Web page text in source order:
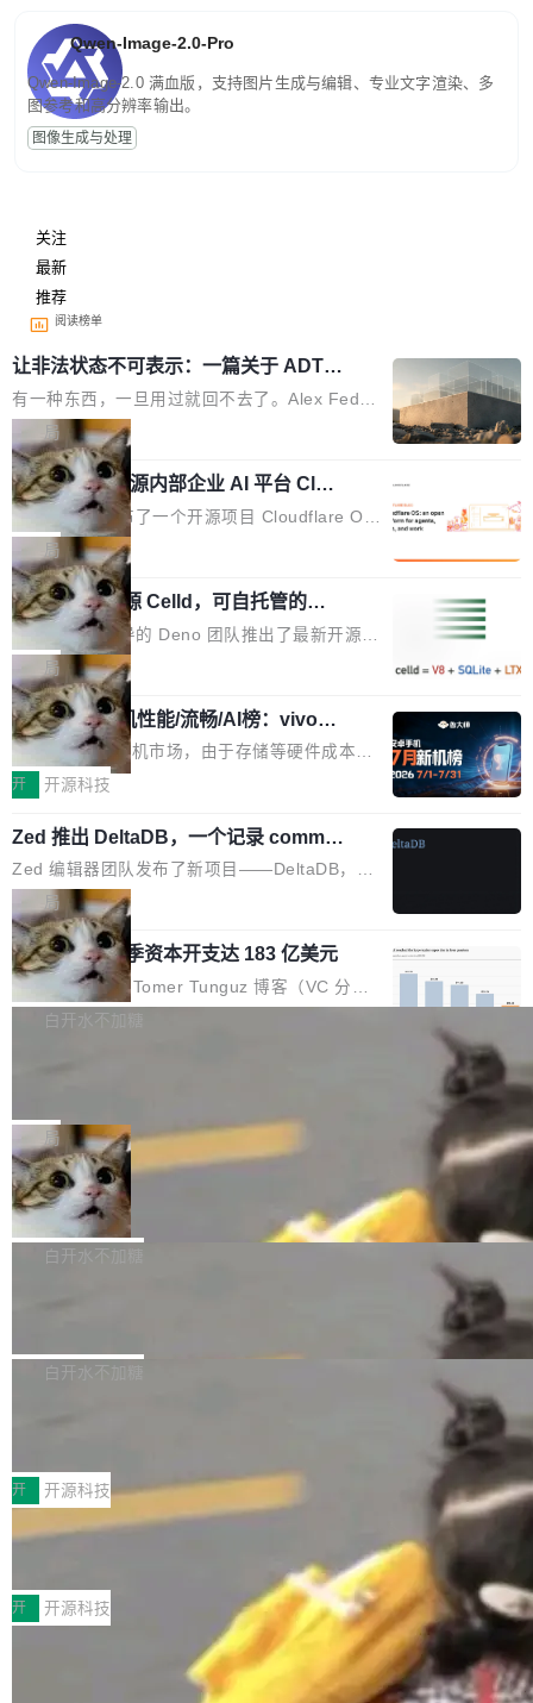
Qwen-Image-2.0-Pro
Qwen-Image-2.0 满血版，支持图片生成与编辑、专业文字渲染、多
图参考和高分辨率输出。
图像生成与处理
关注
最新
推荐
阅读榜单
让非法状态不可表示：一篇关于 ADT
的帖子在 Reddit 火了
有一种东西，一旦用过就回不去了。Alex Fedos
eev 管它叫"软件设计的基石"。 他说的东西不新
鲜——代数数据类型（ADT），尤其是和类型
（sum type）。但他说清楚了一件事：这不是类
型系统的学术体操，是日常编码的思维方式。 文
章从一个简单的例子切入。一个网站的深色主题
设置，如果用布尔值 + 可空字段来表示——bool
ean 表示是否可切换，nullable 的默认模式、浅
色方案、深色方案——会产生大量无意义的组
合。方案缺了、配置冲突了、全 null 了。要知道
哪些组合有效，作者说，你得靠"文档、校验、或
者部落知识"。 换个写法。Rust 的 enum，两个
变体：Switchable...
局
Cloudflare 开源内部企业 AI 平台 Clou
dflare OS
Cloudflare 发布了一个开源项目 Cloudflare O
S。如果你只看官方博客，你会觉得这是又一
个"AI 知识库 + 聊天机器人"——每个大厂都在
做，没什么新鲜的。 但 Kenton Varda 在 Twitte
r 上把事情说清楚了： 今天我们发布了 Cloudfla
re OS，一个带连接器的聊天机器人，跟其他所
有科技公司做的一样。只不过，实际上它不一
样。这是 Sandstorm.io 的重制版，我十年前的
那个创业公司。不同的是，这次它构建在 Cloudf
lare Workers 上——我花了九年时间搭建的平台
——并且深度集成了 AI。这基本上是我十年秘密
计划的顶峰。 十年前，Ken...
局
Deno 团队开源 Celld，可自托管的分
布式 Durable Objects
Ryan Dahl 领导的 Deno 团队推出了最新开源项
目 Celld，一个能在自己机器上运行 Cloudflare
Workers 和 Durable Objects 的守护进程。 设
计思路很直接：每个对象是一个独立的 SQLite
数据库，按名称寻址，复制到你自己的 S3 兼容
存储库里。节点之间只通过这个存储库协调——
个小型数据库，应用天然按分片构建，单个数据
库的竞争和爆炸半径问题在设计层面就被消除
了。 闲置的 cell 会休眠到几乎不占资源。当 cel
l 迁移或唤醒时，新宿主从 S3 恢复 SQLite 数据
库继续执行。存储库是持久化的唯一真相...
局
鲁大师7月新机性能/流畅/AI榜：vivo夺
性能、流畅双第一，三星Galaxy Z系列
新折叠缺席
2026年7月的手机市场，由于存储等硬件成本暴
增，手机厂商的日子也不好过啊，新机速度明显
高价的三星折叠（三星Galaxy Z Fold8 Ultra / Z
Fold8 / Z Flip8）外，其余要么是中低端机器，
例如iQOO Z11i、REDMI Note 17、REDMI No
te 17 Pro、OPPO K15，要么是vivo X300 E这
样的次旗舰。 Galaxy Z Fold8 Ultra / Z Fold8 /
Z Flip8三款折叠屏新机均在7月22日发布，且全
部搭载骁龙8 Elite Gen5 for Galaxy，它们本该
开 开源科技
Zed 推出 DeltaDB，一个记录 commit
之间所有操作的版本控制系统
Zed 编辑器团队发布了新项目——DeltaDB，一
个在 git commit 之间记录每一次编辑操作的版
本控制系统。目前处于 Early Access 阶段。 De
ltaDB 的核心思路直接写在 landing page 最显
眼的位置：「Software is made between com
mits」——软件是在 commit 之间写出来的。git
是把这段空隙补上。 回退到任何一次编辑：Delt
aDB 捕获 commit 之间的每一次操作，...
局
SpaceXAI 单季资本开支达 183 亿美元
根据风险投资人Tomer Tunguz 博客（VC 分
析）披露的最新分析与第二季度业绩报告，Spac
微软同期总资本开支的四成。 与亚马逊、Alpha
bet、微软以及 Meta 等传统科技巨头相比，Spa
ceXAI的资金消耗速度尤为引人瞩目。然而，支
撑庞大支出的资金来源却呈现出截然不同的面
貌。数据显示，微软和 Meta 主要依托充沛的经
白开水不加糖
一个在终端里运行的编程 agent；Muse Spark
1.2，驱动这个 agent 的新模型。一句话概括：
你可以用 curl -fsSL https://dev.meta.ai/install.
sh | bash 安装一个能在大项目里自动规划、写
代码、验证结果的 AI 终端工具。 据介绍，Muse
个主 agent 循环，外加一组后台 agent。这些后
局
美团开源 LoHoSearch，用知识图谱校
准 AI 能力认知
机器出题的前提，是让机器拥有全局视野。整个
构建流程可以分为四个环节：建图 → 控制难度
白开水不加糖
库，并将作为transport接入Mooncake TENT。
MPComm将作为一种传输引擎接入Mooncake T
ENT，实现零拷贝传输性能提升30%、非零拷贝
传输性能最高提升5倍。UCL-MPComm底层基
于自研UCL-Engine通信引擎，后续腾讯网平将
持续开源更多基于UCL-Engine的高性能通信组
件。 腾讯网平团队在UCL-MPComm中实现了一
个独立于业务线程的全局通信引擎（Engine），
白开水不加糖
型案例入选名单》，深信服“面向企业研发场景的
开源 AI 编程平台 CoStrict 应用”凭借卓越的技术
创新与落地成效成功入选。 全链路私有化部署，
助力企业AI研发安全落地 当前，越来越多企业已
经开始引入 AI Coding 工具，通过调用公有云模
型或企业内部部署模型提升研发效率。但随着 AI
Coding 从个人辅助工具逐步走向团队级、组织
级应用，企业在规模化落地过程中，对安全性、
开 开源科技
深信服AI算力网关入选工信部人工智能
前不久，工业和信息化部正式发布《2025年人工
智能应用典型案例名单》，集中展示人工智能在
各领域的应用成果，覆盖技术底座、行业赋能、
产品应用、支撑保障、专题等五大方向。深信服
AI算力网关（AI创新平台）成功入选！ 随着各行
开 开源科技
Jeff Dean 离开 Google：一个时代的结
束，一个实验室的开始
Google 员工编号 20。MapReduce 作者之一。